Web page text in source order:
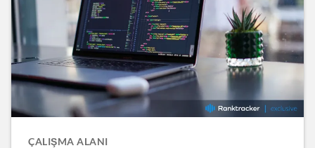
ÇALIŞMA ALANI